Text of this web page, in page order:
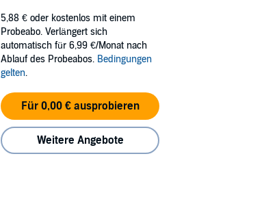
5,88 € oder kostenlos mit einem
Probeabo. Verlängert sich
automatisch für 6,99 €/Monat nach
Ablauf des Probeabos. Bedingungen
gelten.
Für 0,00 € ausprobieren
Weitere Angebote